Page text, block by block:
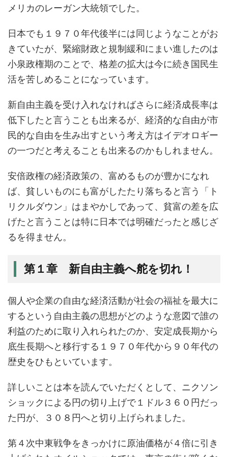
メリカのレーガン大統領でした。
日本でも１９７０年代後半には同じようなことがお
きていたが、緊縮財政と規制緩和にまい進したのは
小泉政権期のことで、格差の拡大は今に続き国民生
活を苦しめることになっています。
新自由主義を受け入れなければさらに経済成長率は
低下したと言うことも出来るが、経済的な自由が市
民的な自由を生み出すという考え方はイデオロギー
の一つだと考えることも出来るのかもしれません。
安倍政権の経済政策の、富めるものが豊かになれ
ば、貧しいものにも富がしたたり落ちると言う「ト
リクルダウン」はまやかしであって、貧富の差を広
げたと言うことは特に日本では明確だったと感じざ
るを得ません。
第１章 新自由主義へ舵を切れ！
個人や企業の自由な経済活動が社会の福祉を最大に
するという自由主義の思想がどのような意図で誰の
利益のために取り入れられたのか、安定成長期から
底生長期へと移行する１９７０年代から９０年代の
歴史をひもといています。
詳しいことは本を読んでいただくとして、ニクソン
ショックによる円の切り上げで１ドル３６０円だっ
た円が、３０８円へと切り上げられました。
第４次中東戦争をきっかけに原油価格が４倍に引き